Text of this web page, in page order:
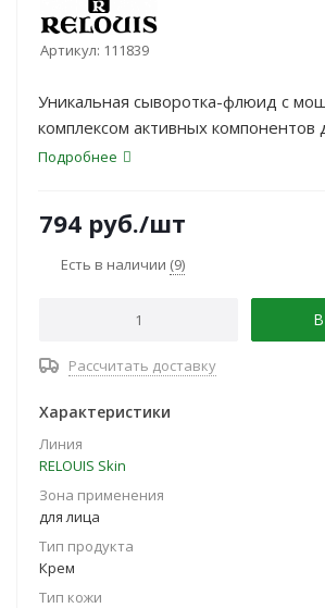
Артикул: 111839
Уникальная сыворотка-флюид с
комплексом активных компонентов
молодости и сияния кожи.
и способствует уменьшению их
выглядит гладкой, подтянутой и
Подробнее
794 руб./шт
Есть в наличии (9)
Рассчитать доставку
Характеристики
Линия
RELOUIS Skin
Зона применения
для лица
Тип продукта
Крем
Тип кожи